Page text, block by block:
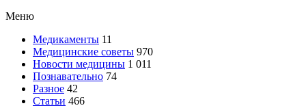
Меню
Медикаменты 11
Медицинские советы 970
Новости медицины 1 011
Познавательно 74
Разное 42
Статьи 466